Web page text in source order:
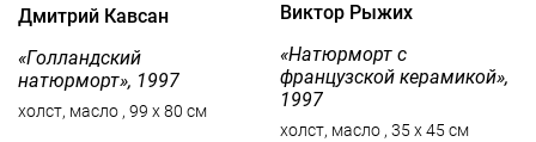
Дмитрий Кавсан
«Голландский
натюрморт», 1997
холст, масло , 99 x 80 см
Виктор Рыжих
«Натюрморт с
французской керамикой»,
1997
холст, масло , 35 x 45 см